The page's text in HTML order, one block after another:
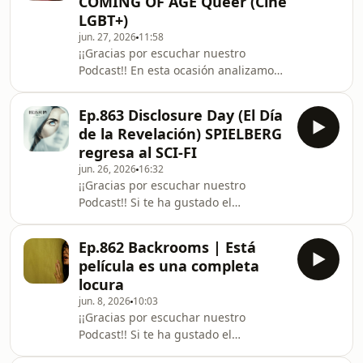
Sánchez, y cómo la cinta retrata la
cruda realidad mexicana a través de
un viaje cargado de erotismo y
violencia. Si te ha gustado el
programa te invitamos a suscribirte y
a reventar
LGBT+)
jun. 27, 2026 11:58
¡¡Gracias por escuchar nuestro
Podcast!! En esta ocasión analizamos
coming of age mexicano que explora
la identidad, el primer amor y la
libertad en un relato breve pero
profundamente conmovedor.
Hablamos sobre la importancia de dar
visibilidad a estas historias y por qué
es una obra necesaria para la
comunidad. Si te ha g
Ep.863 Disclosure Day (El Día
de la Revelación) SPIELBERG
regresa al SCI-FI
jun. 26, 2026 16:32
¡¡Gracias por escuchar nuestro
Podcast!! Si te ha gustado el
en Twitch para que no te pierdas
ninguna transmisión:
https://www.twitch.tv/alrifreak
Contacto: freaknoobnews@gmail.com
Canal en YouTube:
https://www.youtube.com/c/freaknoobnewschannel
Canal Secundario:
Ep.862 Backrooms | Está
película es una completa
locura
jun. 8, 2026 10:03
¡¡Gracias por escuchar nuestro
Podcast!! Si te ha gustado el